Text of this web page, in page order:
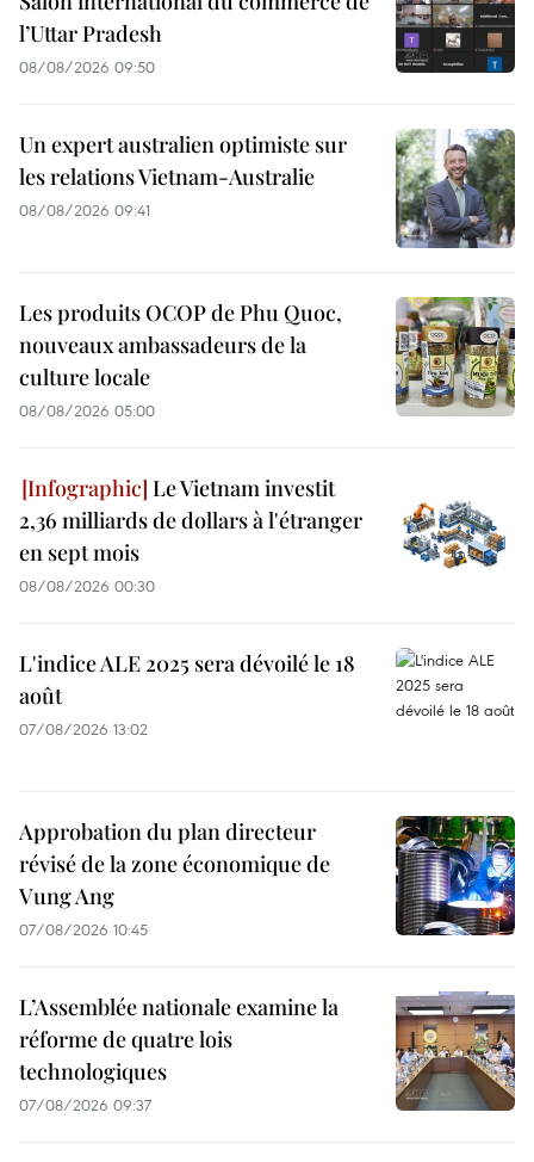
l’Uttar Pradesh
08/08/2026 09:50
Un expert australien optimiste sur
les relations Vietnam-Australie
08/08/2026 09:41
Les produits OCOP de Phu Quoc,
nouveaux ambassadeurs de la
culture locale
08/08/2026 05:00
Le Vietnam investit
2,36 milliards de dollars à l'étranger
en sept mois
08/08/2026 00:30
L'indice ALE 2025 sera dévoilé le 18
août
07/08/2026 13:02
Approbation du plan directeur
révisé de la zone économique de
Vung Ang
07/08/2026 10:45
L’Assemblée nationale examine la
réforme de quatre lois
technologiques
07/08/2026 09:37